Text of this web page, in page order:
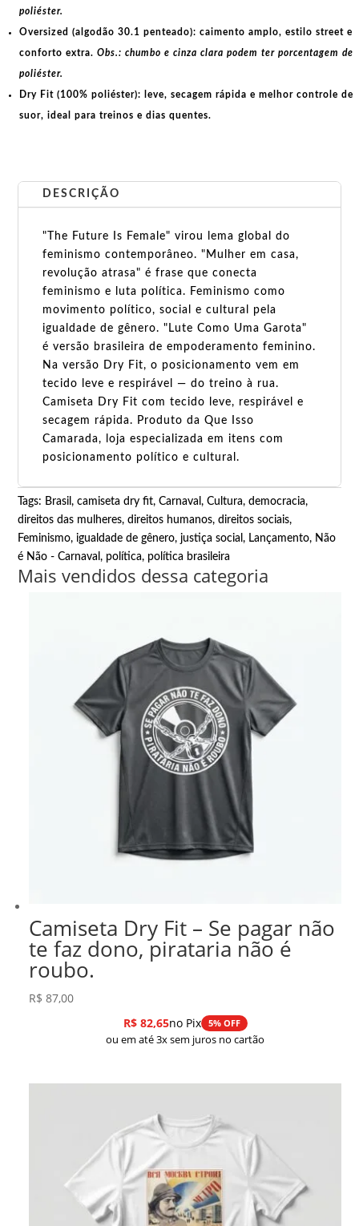
poliéster.
Oversized (algodão 30.1 penteado): caimento amplo, estilo street e
conforto extra. Obs.: chumbo e cinza clara podem ter porcentagem de
poliéster.
Dry Fit (100% poliéster): leve, secagem rápida e melhor controle de
suor, ideal para treinos e dias quentes.
DESCRIÇÃO
"The Future Is Female" virou lema global do
feminismo contemporâneo. "Mulher em casa,
revolução atrasa" é frase que conecta
feminismo e luta política. Feminismo como
movimento político, social e cultural pela
igualdade de gênero. "Lute Como Uma Garota"
é versão brasileira de empoderamento feminino.
Na versão Dry Fit, o posicionamento vem em
tecido leve e respirável — do treino à rua.
Camiseta Dry Fit com tecido leve, respirável e
secagem rápida. Produto da Que Isso
Camarada, loja especializada em itens com
posicionamento político e cultural.
Tags: Brasil,camiseta dry fit,Carnaval,Cultura,democracia,
direitos das mulheres,direitos humanos,direitos sociais,
Feminismo,igualdade de gênero,justiça social, Lançamento, Não
é Não - Carnaval, política, política brasileira
Mais vendidos dessa categoria
Camiseta Dry Fit – Se pagar não
te faz dono, pirataria não é
roubo.
R$ 87,00
R$82,65no Pix 5% OFF
ou em até 3x sem juros no cartão